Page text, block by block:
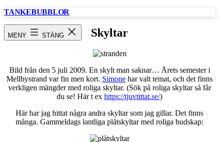
Hoppa
TANKEBUBBLOR
MENY STÄNG Skyltar
Bild från den 5 juli 2009. En skylt man saknar… Årets semester i
Mellbystrand var fin men kort. Simone har valt temat, och det finns
verkligen mängder med roliga skyltar. (Sök på roliga skyltar så får
du se! Här t ex https://tjuvtittat.se/)
Här har jag hittat några andra skyltar som jag gillar. Det finns
många. Gammeldags lantliga plåtskyltar med roliga budskap: